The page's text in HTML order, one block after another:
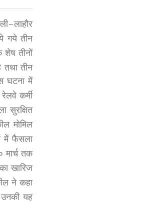
लाहौर
गये तीन
शेष तीनों
तीन
घटना में
कर्मी
सुरक्षित
मोमिल
में फैसला
मार्च तक
खारिज
ने कहा
यह